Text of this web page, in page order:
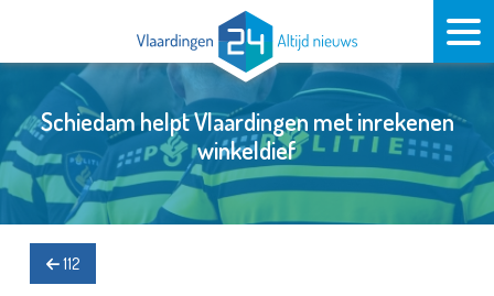
Schiedam helpt Vlaardingen met inrekenen
winkeldief
112